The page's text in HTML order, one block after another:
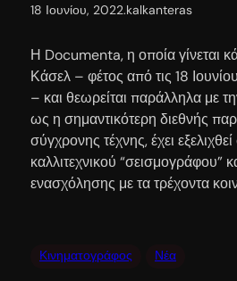
18 Ιουνίου, 2022.kalkanteras
Η Documenta, η οποία γίνεται
Κάσελ – φέτος από τις 18
– και θεωρείται παράλληλα με
ως η σημαντικότερη διεθνής
σύγχρονης τέχνης, έχει
καλλιτεχνικού “σεισμογράφου”
ενασχόλησης με τα τρέχοντα
Κινηματογράφος Νέα